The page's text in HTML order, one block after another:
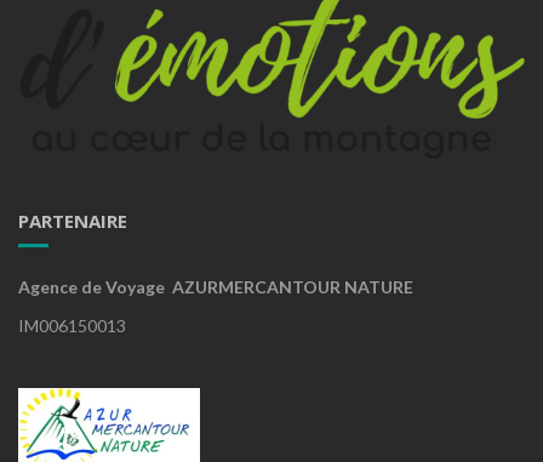
PARTENAIRE
Agence de Voyage AZURMERCANTOUR NATURE
IM006150013